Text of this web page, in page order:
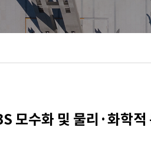
모수화 및 물리·화학적